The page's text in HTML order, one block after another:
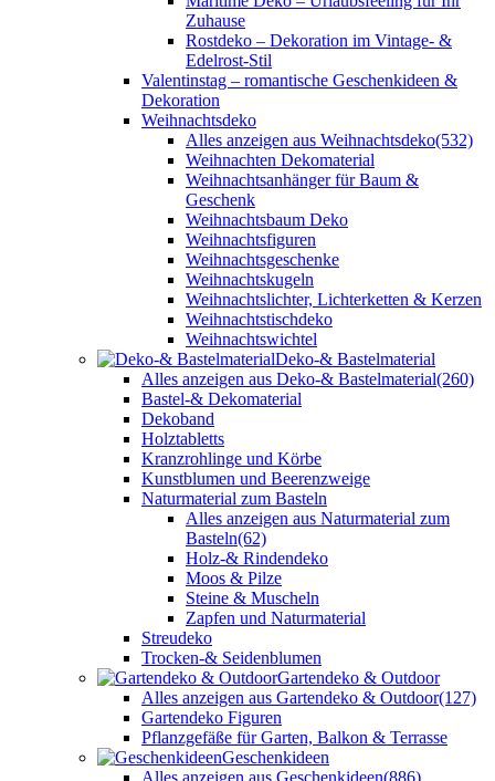
Zuhause
Rostdeko – Dekoration im Vintage- &
Edelrost-Stil
Valentinstag – romantische Geschenkideen &
Dekoration
Weihnachtsdeko
Alles anzeigen aus Weihnachtsdeko(532)
Weihnachten Dekomaterial
Weihnachtsanhänger für Baum &
Geschenk
Weihnachtsbaum Deko
Weihnachtsfiguren
Weihnachtsgeschenke
Weihnachtskugeln
Weihnachtslichter, Lichterketten & Kerzen
Weihnachtstischdeko
Weihnachtswichtel
Deko-& Bastelmaterial
Alles anzeigen aus Deko-& Bastelmaterial(260)
Bastel-& Dekomaterial
Dekoband
Holztabletts
Kranzrohlinge und Körbe
Kunstblumen und Beerenzweige
Naturmaterial zum Basteln
Alles anzeigen aus Naturmaterial zum
Basteln(62)
Holz-& Rindendeko
Moos & Pilze
Steine & Muscheln
Zapfen und Naturmaterial
Streudeko
Trocken-& Seidenblumen
Gartendeko & Outdoor
Alles anzeigen aus Gartendeko & Outdoor(127)
Gartendeko Figuren
Pflanzgefäße für Garten, Balkon & Terrasse
Geschenkideen
Alles anzeigen aus Geschenkideen(886)